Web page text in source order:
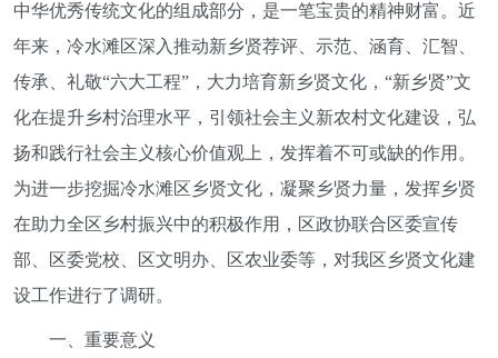
中华优秀传统文化的组成部分，是一笔宝贵的精神财富。近
年来，冷水滩区深入推动新乡贤荐评、示范、涵育、汇智、
传承、礼敬“六大工程”，大力培育新乡贤文化，“新乡贤”文
化在提升乡村治理水平，引领社会主义新农村文化建设，弘
扬和践行社会主义核心价值观上，发挥着不可或缺的作用。
为进一步挖掘冷水滩区乡贤文化，凝聚乡贤力量，发挥乡贤
在助力全区乡村振兴中的积极作用，区政协联合区委宣传
部、区委党校、区文明办、区农业委等，对我区乡贤文化建
设工作进行了调研。
一、重要意义